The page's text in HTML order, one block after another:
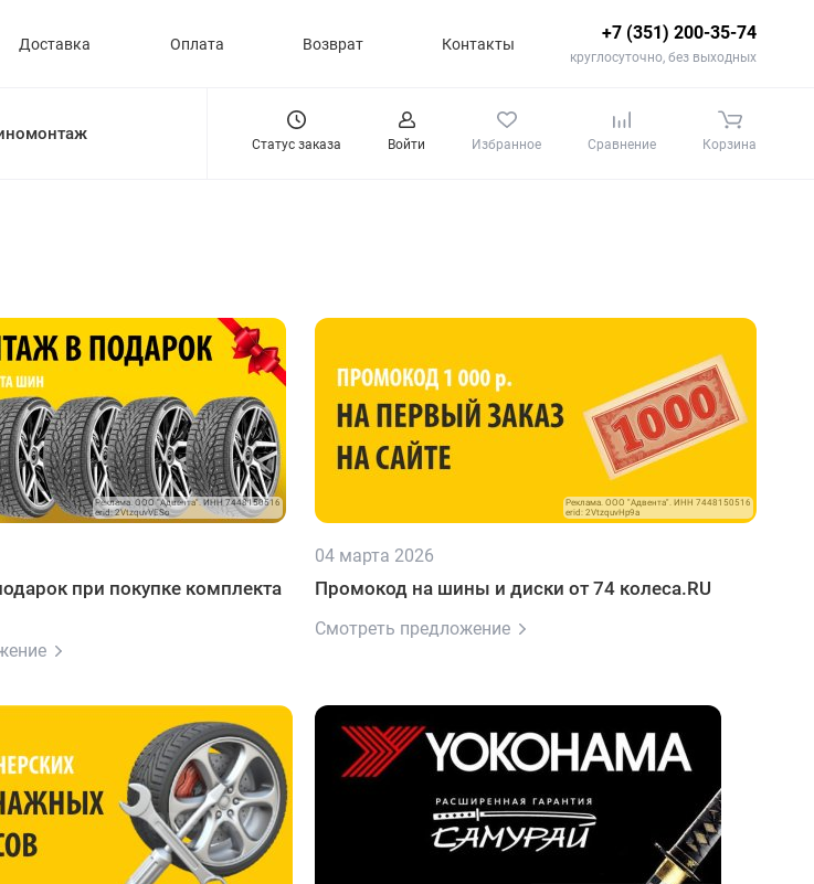
Доставка Оплата Возврат Контакты
+7 (351) 200-35-74
круглосуточно, без выходных
Статус заказа Войти Избранное Сравнение Корзина
Реклама. ООО "Адвента". ИНН 7448150516
erid: 2VtzquvVESo
при покупке комплекта
Реклама. ООО "Адвента". ИНН 7448150516
erid: 2VtzquvHp9a
04 марта 2026
Промокод на шины и диски от 74 колеса.RU
Смотреть предложение